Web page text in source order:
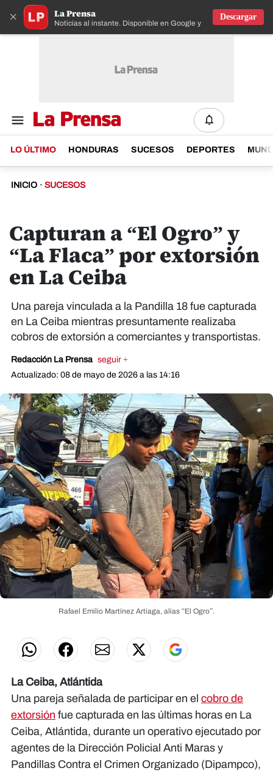
× La Prensa
Noticias al instante. Disponible en Google y IOS
Descargar
LO ÚLTIMO HONDURAS SUCESOS DEPORTES
INICIO · SUCESOS
Capturan a “El Ogro” y
“La Flaca” por extorsión
en La Ceiba
Una pareja vinculada a la Pandilla 18 fue capturada
en La Ceiba mientras presuntamente realizaba
cobros de extorsión a comerciantes y transportistas.
Redacción La Prensa seguir +
Actualizado: 08 de mayo de 2026 a las 14:16
Rafael Emilio Martínez Artiaga, alias “El Ogro”.
La Ceiba, Atlántida
Una pareja señalada de participar en el cobro de
extorsión fue capturada en las últimas horas en La
Ceiba, Atlántida, durante un operativo ejecutado por
agentes de la Dirección Policial Anti Maras y
Pandillas Contra el Crimen Organizado (Dipampco),